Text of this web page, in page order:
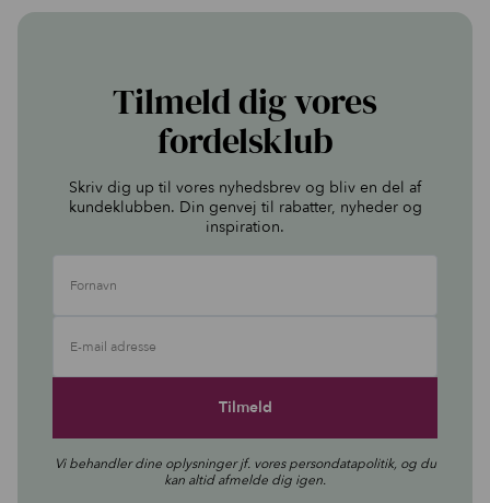
oprindelige
aktuelle
Tilmeld dig vores
fordelsklub
Skriv dig up til vores nyhedsbrev og bliv en del af
kundeklubben. Din genvej til rabatter, nyheder og
inspiration.
Fornavn
E-mail adresse
Vi behandler dine oplysninger jf. vorespersondatapolitik, og du
kan altid afmelde dig igen.